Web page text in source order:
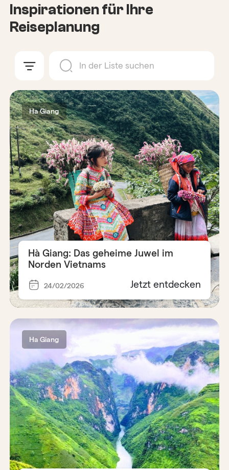
Inspirationen für Ihre
Reiseplanung
Ha Giang
Hà Giang: Das geheime Juwel im
Norden Vietnams
24/02/2026 Jetzt entdecken
Ha Giang